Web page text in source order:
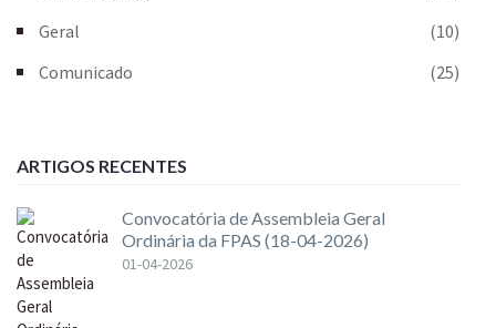
Geral
(10)
Comunicado
(25)
ARTIGOS RECENTES
Convocatória de Assembleia Geral
Ordinária da FPAS (18-04-2026)
01-04-2026